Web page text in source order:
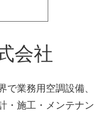
会社
で業務用空調設備、
・施工・メンテナン